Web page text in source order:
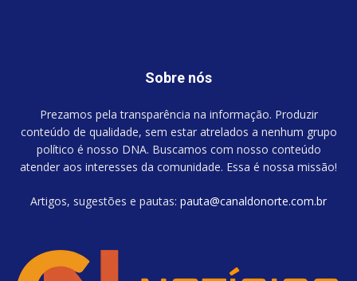
Sobre nós
Prezamos pela transparência na informação. Produzir
conteúdo de qualidade, sem estar atrelados a nenhum grupo
político é nosso DNA. Buscamos com nosso conteúdo
atender aos interesses da comunidade. Essa é nossa missão!
Artigos, sugestões e pautas: pauta@canaldonorte.com.br